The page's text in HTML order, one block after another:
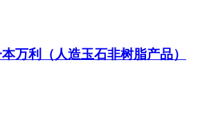
万利（人造玉石非树脂产品）